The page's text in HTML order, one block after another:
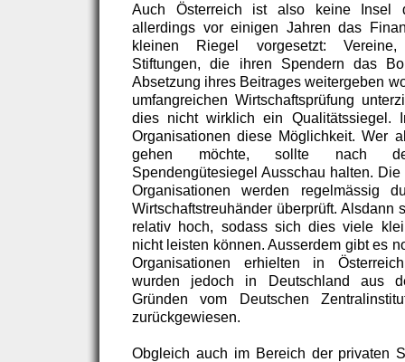
Auch Österreich ist also keine Insel
allerdings vor einigen Jahren das
kleinen Riegel vorgesetzt:
Stiftungen, die ihren Spendern das
Absetzung ihres Beitrages weitergeben
umfangreichen Wirtschaftsprüfung
dies nicht wirklich ein Qualitätssiegel.
Organisationen diese Möglichkeit. Wer
gehen möchte, sollte nach
Spendengütesiegel Ausschau halten.
Organisationen werden regelmässig
Wirtschaftstreuhänder überprüft. Alsdann
relativ hoch, sodass sich dies viele
nicht leisten können. Ausserdem gibt es
Organisationen erhielten in
wurden jedoch in Deutschland aus
Gründen vom Deutschen
zurückgewiesen.
Obgleich auch im Bereich der privaten